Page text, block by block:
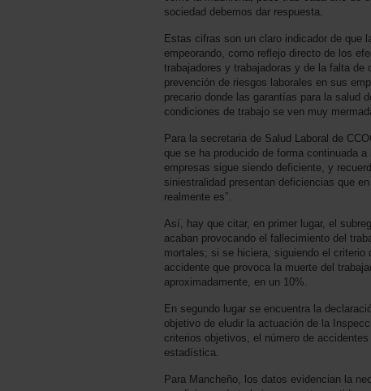
sociedad debemos dar respuesta.
Estas cifras son un claro indicador de que
empeorando, como reflejo directo de los
trabajadores y trabajadoras y de la falta
prevención de riesgos laborales en sus
precario donde las garantías para la salud
condiciones de trabajo se ven muy
Para la secretaria de Salud Laboral de
que se ha producido de forma continuada
empresas sigue siendo deficiente, y
siniestralidad presentan deficiencias que
realmente es”.
Así, hay que citar, en primer lugar, el
acaban provocando el fallecimiento del
mortales; si se hiciera, siguiendo el
accidente que provoca la muerte del
aproximadamente, en un 10%.
En segundo lugar se encuentra la
objetivo de eludir la actuación de la
criterios objetivos, el número de
estadística.
Para Mancheño, los datos evidencian la